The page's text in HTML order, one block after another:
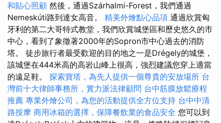
和貼心照顧 然後，通過Szárhalmi-Forest，我們通過
Nemeskúti路到達女高音。 精美外燴點心品項 通過欣賞匈
牙利的第二大哥特式教堂，我們欣賞城堡區和歷史悠久的市
中心，看到了象徵著2000年的Sopron市中心過去的消防
塔。 徒步旅行者最受歡迎的目的地之一是Drégely的城堡，
該城堡在444米高的高岩山峰上很高，強烈建議您穿上適當
的遠足鞋。 探索寶塔，為先人提供一個尊貴的安放場所 台
灣前十大律師事務所，實力派法律顧問 台中筋膜放鬆療程
推薦 專業外燴公司，為您的活動提供全方位支持 台中中清
路按摩 商用冰箱的選擇，保障餐飲業的食品安全 您可以到